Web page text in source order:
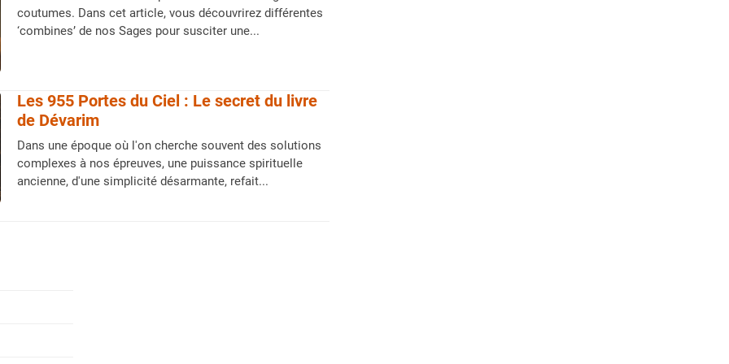
coutumes. Dans cet article, vous découvrirez différentes
‘combines’ de nos Sages pour susciter une...
Les 955 Portes du Ciel : Le secret du livre
de Dévarim
Dans une époque où l'on cherche souvent des solutions
complexes à nos épreuves, une puissance spirituelle
ancienne, d'une simplicité désarmante, refait...